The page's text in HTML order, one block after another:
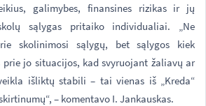
galimybes, finansines rizikas ir jų
sąlygas pritaiko individualiai. „Ne
skolinimosi sąlygų, bet sąlygos kiek
jo situacijos, kad svyruojant žaliavų ar
išliktų stabili – tai vienas iš „Kreda“
– komentavo I. Jankauskas.